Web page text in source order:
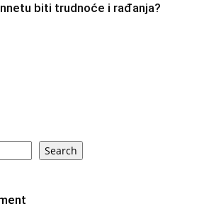
biti trudnoće i rađanja?
Search